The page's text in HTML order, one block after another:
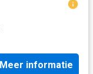
Meer informatie